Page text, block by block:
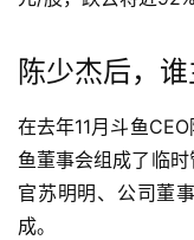
陈少杰后，谁
在去年11月斗鱼
鱼董事会组成了临
官苏明明、公司董
成。